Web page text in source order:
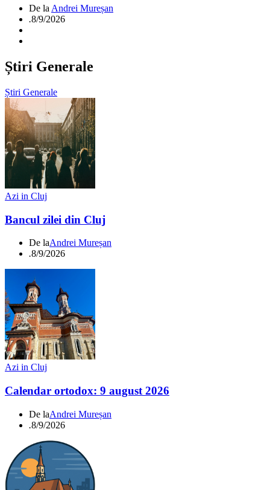
De la Andrei Mureșan
.8/9/2026
Știri Generale
Știri Generale
Azi in Cluj
Bancul zilei din Cluj
De laAndrei Mureșan
.8/9/2026
Azi in Cluj
Calendar ortodox: 9 august 2026
De laAndrei Mureșan
.8/9/2026